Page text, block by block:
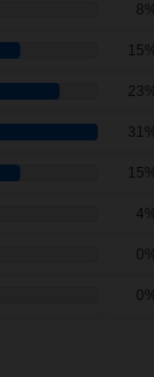
8%
15%
23%
31%
15%
4%
0%
0%